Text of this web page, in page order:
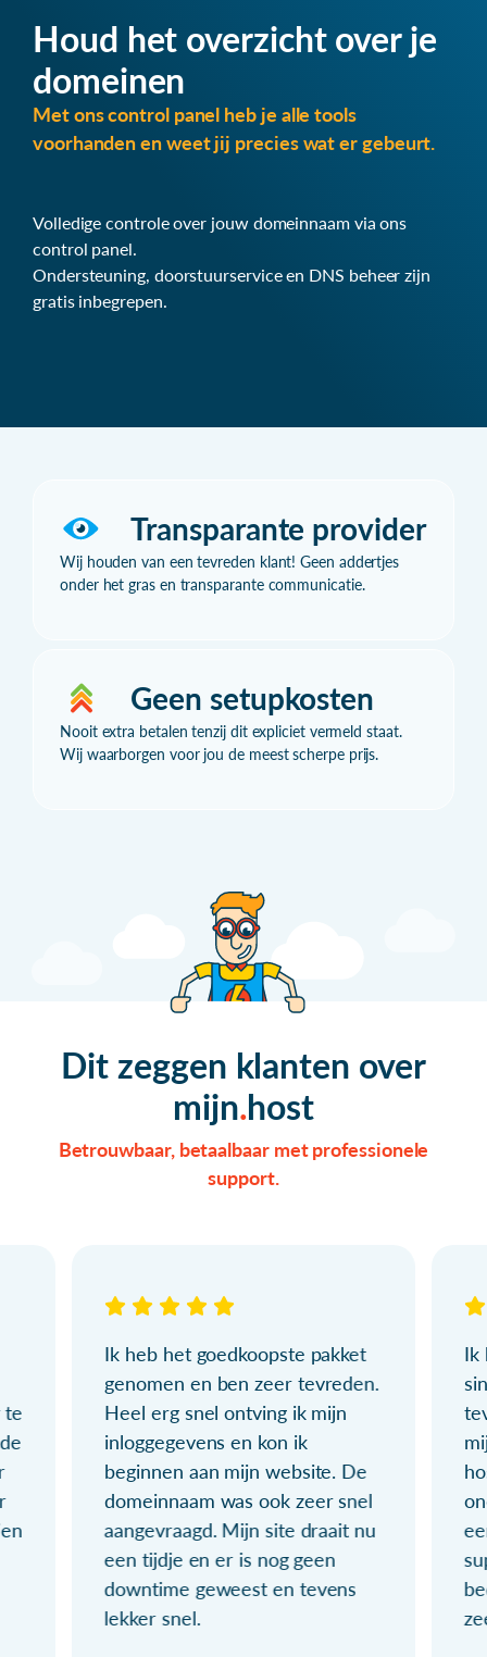
Houd het overzicht over je
domeinen
Met ons control panel heb je alle tools
voorhanden en weet jij precies wat er gebeurt.
Volledige controle over jouw domeinnaam via ons
control panel.
Ondersteuning, doorstuurservice en DNS beheer zijn
gratis inbegrepen.
Transparante provider
Wij houden van een tevreden klant! Geen addertjes
onder het gras en transparante communicatie.
Geen setupkosten
Nooit extra betalen tenzij dit expliciet vermeld staat.
Wij waarborgen voor jou de meest scherpe prijs.
Dit zeggen klanten over
mijn host
Betrouwbaar, betaalbaar met professionele
support.
te
Ik heb het goedkoopste pakket
genomen en ben zeer tevreden.
Heel erg snel ontving ik mijn
inloggegevens en kon ik
beginnen aan mijn website. De
domeinnaam was ook zeer snel
aangevraagd. Mijn site draait nu
een tijdje en er is nog geen
downtime geweest en tevens
lekker snel.
Ik